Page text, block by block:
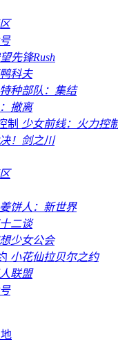
先锋Rush
科夫
特种部队：集结
撤离
少女前线：火力控
！剑之川
姜饼人：新世界
二谈
少女公会
小花仙拉贝尔之约
联盟